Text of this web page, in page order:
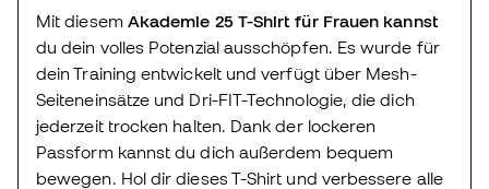
Mit diesem Akademie 25 T-Shirt für Frauen kannst
du dein volles Potenzial ausschöpfen. Es wurde für
dein Training entwickelt und verfügt über Mesh-
Seiteneinsätze und Dri-FIT-Technologie, die dich
jederzeit trocken halten. Dank der lockeren
Passform kannst du dich außerdem bequem
bewegen. Hol dir dieses T-Shirt und verbessere alle